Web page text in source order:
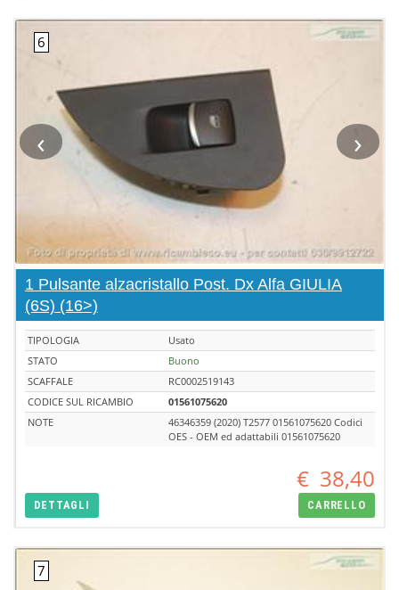
‹ ›
1 Pulsante alzacristallo Post. Dx Alfa GIULIA
(6S) (16>)
TIPOLOGIA
Usato
STATO
Buono
SCAFFALE
RC0002519143
CODICE SUL RICAMBIO
01561075620
NOTE
46346359 (2020) T2577 01561075620 Codici
OES - OEM ed adattabili 01561075620
€ 38,40
DETTAGLI CARRELLO